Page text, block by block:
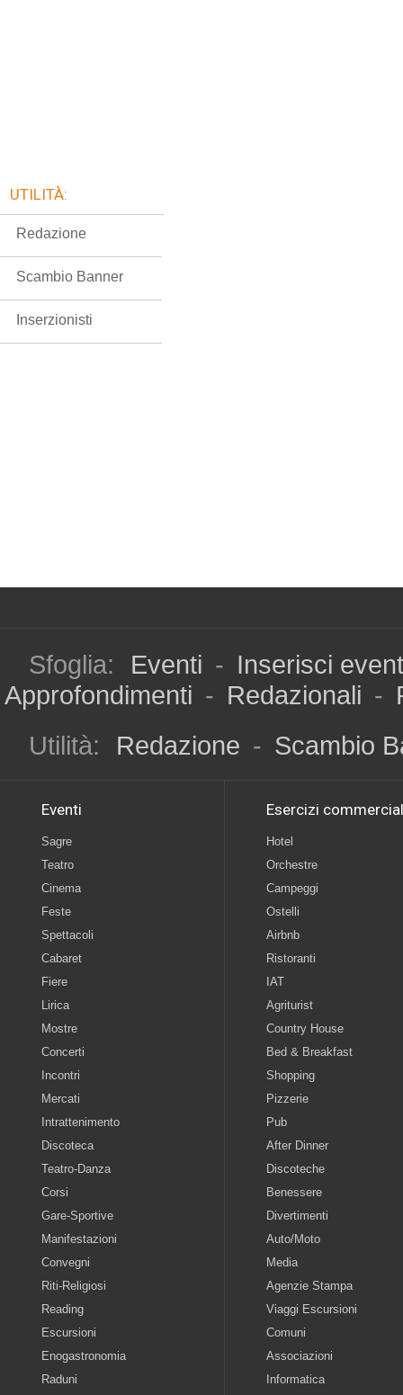
UTILITÀ:
Redazione
Scambio Banner
Inserzionisti
Sfoglia: Eventi - Inserisci
Approfondimenti - Redazionali -
Utilità:
Redazione - Scambio
Eventi
Sagre
Teatro
Cinema
Feste
Spettacoli
Cabaret
Fiere
Lirica
Mostre
Concerti
Incontri
Mercati
Intrattenimento
Discoteca
Teatro-Danza
Corsi
Gare-Sportive
Manifestazioni
Convegni
Riti-Religiosi
Reading
Escursioni
Enogastronomia
Raduni
Esercizi
Hotel
Orchestre
Campeggi
Ostelli
Airbnb
Ristoranti
IAT
Agriturist
Country House
Bed & Breakfast
Shopping
Pizzerie
Pub
After Dinner
Discoteche
Benessere
Divertimenti
Auto/Moto
Media
Agenzie Stampa
Viaggi Escursioni
Comuni
Associazioni
Informatica